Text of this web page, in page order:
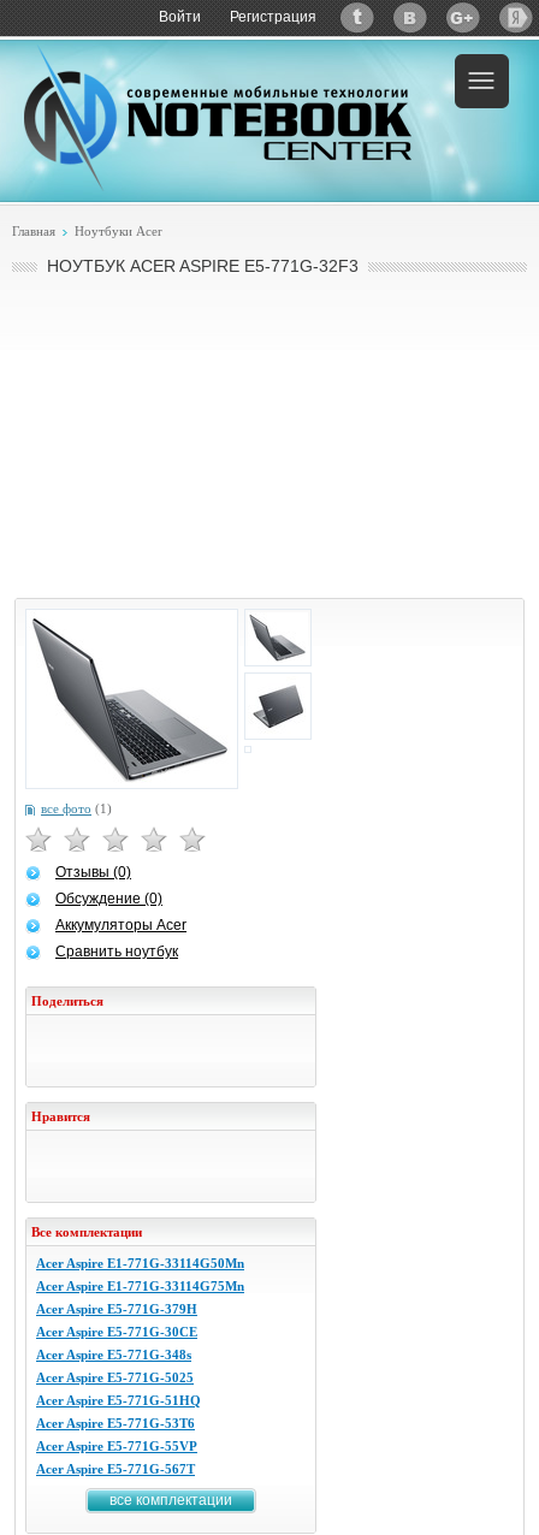
Войти Регистрация
Пример:купить Acer Aspire E5-771G-32F3
Главная Ноутбуки Acer
НОУТБУК ACER ASPIRE E5-771G-32F3
все фото (1)
Отзывы (0)
Обсуждение (0)
Аккумуляторы Acer
Сравнить ноутбук
Поделиться
Нравится
Все комплектации
Acer Aspire E1-771G-33114G50Mn
Acer Aspire E1-771G-33114G75Mn
Acer Aspire E5-771G-379H
Acer Aspire E5-771G-30CE
Acer Aspire E5-771G-348s
Acer Aspire E5-771G-5025
Acer Aspire E5-771G-51HQ
Acer Aspire E5-771G-53T6
Acer Aspire E5-771G-55VP
Acer Aspire E5-771G-567T
все комплектации